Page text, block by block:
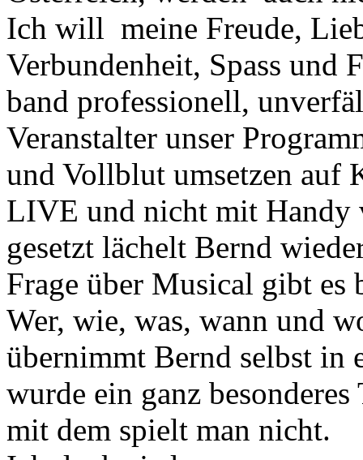
Ich will meine Freude,
Verbundenheit, Spass
band professionell,
Veranstalter unser
und Vollblut umsetzen auf
LIVE und nicht mit Handy
gesetzt lächelt Bernd
Frage über Musical gibt es
Wer, wie, was, wann und
übernimmt Bernd selbst in
wurde ein ganz
mit dem spielt man nicht.